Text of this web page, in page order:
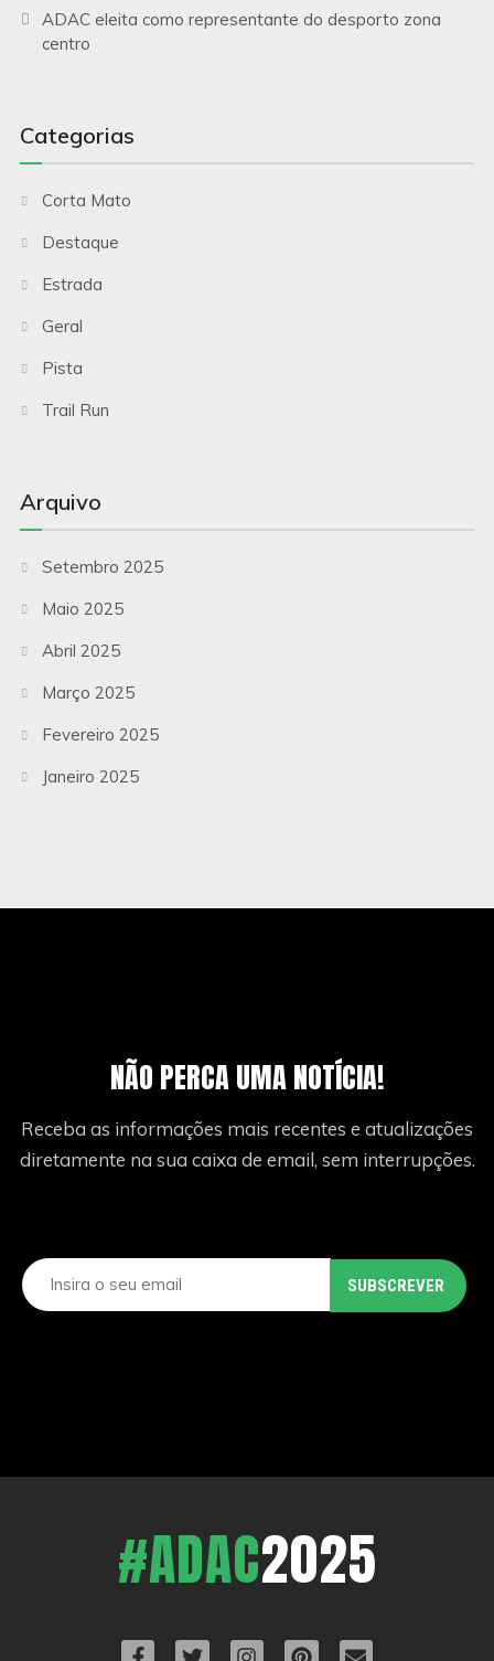
ADAC eleita como representante do desporto zona
centro
Categorias
Corta Mato
Destaque
Estrada
Geral
Pista
Trail Run
Arquivo
Setembro 2025
Maio 2025
Abril 2025
Março 2025
Fevereiro 2025
Janeiro 2025
NÃO PERCA UMA NOTÍCIA!
Receba as informações mais recentes e atualizações
diretamente na sua caixa de email, sem interrupções.
#ADAC2025